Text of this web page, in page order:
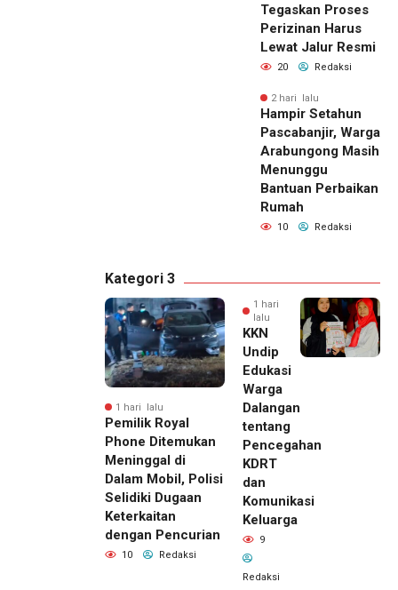
Tegaskan Proses
Perizinan Harus
Lewat Jalur Resmi
20 Redaksi
2 hari lalu
Hampir Setahun
Pascabanjir, Warga
Arabungong Masih
Menunggu
Bantuan Perbaikan
Rumah
10 Redaksi
Kategori 3
1 hari lalu
Pemilik Royal
Phone Ditemukan
Meninggal di
Dalam Mobil, Polisi
Selidiki Dugaan
Keterkaitan
dengan Pencurian
10 Redaksi
1 hari
lalu
KKN
Undip
Edukasi
Warga
Dalangan
tentang
Pencegahan
KDRT
dan
Komunikasi
Keluarga
9
Redaksi